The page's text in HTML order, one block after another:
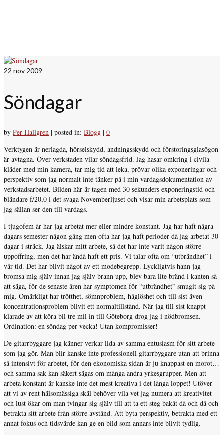
22 nov 2009
Söndagar
by Per Hallgren | posted in: Blogg | 0
Verktygen är nerlagda, hörselskydd, andningsskydd och förstoringsglasögon
är avtagna. Över verkstaden vilar söndagsfrid. Jag hasar omkring i civila
kläder med min kamera, tar mig tid att leka, prövar olika exponeringar och
perspektiv som jag normalt inte tänker på i min vardagsdokumentation av
verkstadsarbetet. Bilden här är tagen med 30 sekunders exponeringstid och
bländare f/20,0 i det svaga Novemberljuset och visar min arbetsplats som
jag sällan ser den till vardags.
I tjugofem år har jag arbetat mer eller mindre konstant. Jag har haft några
dagars semester någon gång men ofta har jag haft perioder då jag arbetat 30
dagar i sträck. Jag älskar mitt arbete, så det har inte varit någon större
uppoffring, men det har ändå haft ett pris. Vi talar ofta om “utbrändhet” i
vår tid. Det har blivit något av ett modebegrepp. Lyckligtvis hann jag
bromsa mig själv innan jag själv brann upp, blev bara lite bränd i kanten så
att säga, för de senaste åren har symptomen för “utbrändhet” smugit sig på
mig. Omärkligt har trötthet, sömnproblem, håglöshet och till sist även
koncentrationsproblem blivit ett normaltillstånd. När jag till sist knappt
klarade av att köra bil tre mil in till Göteborg drog jag i nödbromsen.
Ordination: en söndag per vecka! Utan kompromisser!
De gitarrbyggare jag känner verkar lida av samma entusiasm för sitt arbete
som jag gör. Man blir kanske inte professionell gitarrbyggare utan att brinna
så intensivt för arbetet, för den ekonomiska sidan är ju knappast en morot…
och samma sak kan säkert sägas om många andra yrkesgrupper. Men att
arbeta konstant är kanske inte det mest kreativa i det långa loppet! Utöver
att vi av rent hälsomässiga skäl behöver vila vet jag numera att kreativitet
och lust ökar om man tvingar sig själv till att ta ett steg bakåt då och då och
betrakta sitt arbete från större avstånd. Att byta perspektiv, betrakta med ett
annat fokus och tidsvärde kan ge en bild som annars inte blivit tydlig.